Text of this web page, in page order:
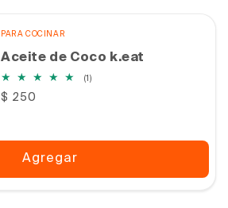
PARA COCINAR
Aceite de Coco k.eat
(1)1
Precio
$ 250
Agregar